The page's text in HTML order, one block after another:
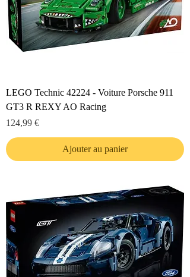
LEGO Technic 42224 - Voiture Porsche 911
GT3 R REXY AO Racing
Prix
124,99 €
Ajouter au panier